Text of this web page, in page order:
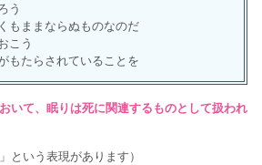
う
もままならぬものなのだ
こう
もたらされていることを
いて、眠りは死に関連するものとして扱われ
という表現があります）